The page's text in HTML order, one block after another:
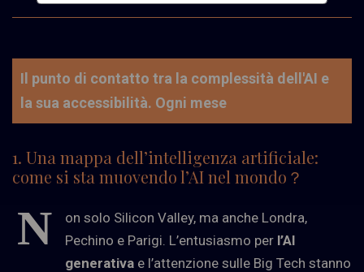
Il punto di contatto tra la complessità dell'AI e
la sua accessibilità. Ogni mese
1. Una mappa dell’intelligenza artificiale:
come si sta muovendo l’AI nel mondo ？
N
on solo Silicon Valley, ma anche Londra,
Pechino e Parigi. L’entusiasmo per l’AI
generativa e l’attenzione sulle Big Tech stanno